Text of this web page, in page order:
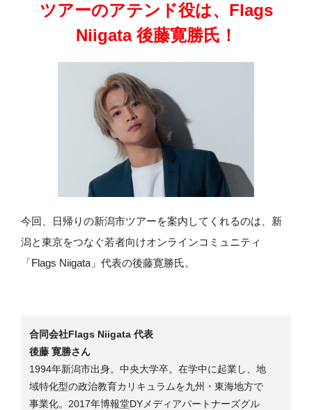
ツアーのアテンド役は、Flags
Niigata 後藤寛勝氏！
今回、日帰りの新潟市ツアーを案内してくれるのは、新
潟と東京をつなぐ若者向けオンラインコミュニティ
「Flags Niigata」代表の後藤寛勝氏。
合同会社Flags Niigata 代表
後藤 寛勝さん
1994年新潟市出身。中央大学卒。在学中に起業し、地
域特化型の政治教育カリキュラムを九州・東海地方で
事業化。2017年博報堂DYメディアパートナーズグル